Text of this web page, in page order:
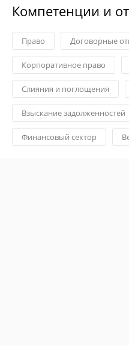
Компетенции и
Право Договорные
Корпоративное право
Слияния и поглощения
Взыскание задолженностей
Финансовый сектор